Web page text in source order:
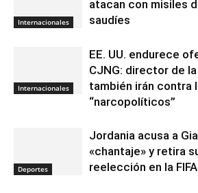
Internacionales
atacan con misiles
saudíes
Internacionales
EE. UU. endurece
CJNG: director de
también irán contra
“narcopolíticos”
Deportes
Jordania acusa a
«chantaje» y retira
reelección en la FIFA